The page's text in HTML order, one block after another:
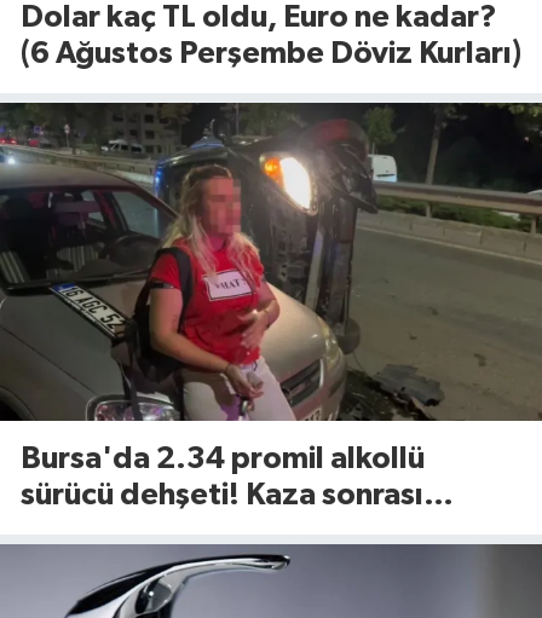
Dolar kaç TL oldu, Euro ne kadar?
(6 Ağustos Perşembe Döviz Kurları)
Bursa'da 2.34 promil alkollü
sürücü dehşeti! Kaza sonrası